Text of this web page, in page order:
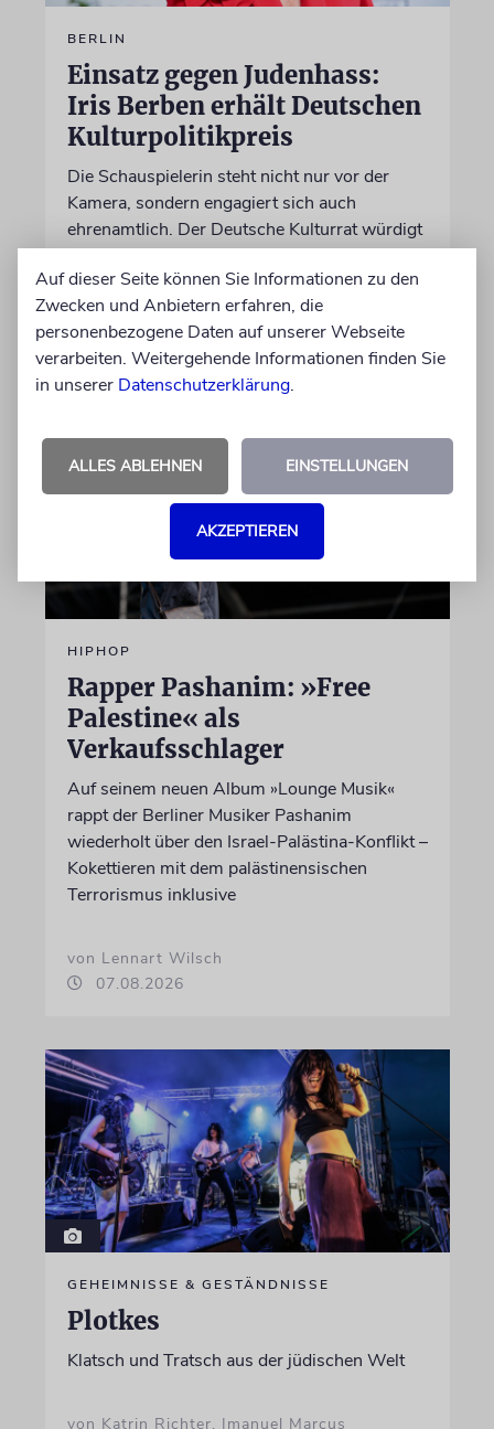
BERLIN
Einsatz gegen Judenhass:
Iris Berben erhält Deutschen
Kulturpolitikpreis
Die Schauspielerin steht nicht nur vor der
Kamera, sondern engagiert sich auch
ehrenamtlich. Der Deutsche Kulturrat würdigt
diese Leistung mit einem Preis. Igor Levit ist
Laudator
07.08.2026
HIPHOP
Rapper Pashanim: »Free
Palestine« als
Verkaufsschlager
Auf seinem neuen Album »Lounge Musik«
rappt der Berliner Musiker Pashanim
wiederholt über den Israel-Palästina-Konflikt –
Kokettieren mit dem palästinensischen
Terrorismus inklusive
von Lennart Wilsch
07.08.2026
GEHEIMNISSE & GESTÄNDNISSE
Plotkes
Klatsch und Tratsch aus der jüdischen Welt
von Katrin Richter, Imanuel Marcus
Auf dieser Seite können Sie Informationen zu den
Zwecken und Anbietern erfahren, die
personenbezogene Daten auf unserer Webseite
verarbeiten. Weitergehende Informationen finden Sie
in unserer Datenschutzerklärung.
ALLES ABLEHNEN EINSTELLUNGEN
AKZEPTIEREN